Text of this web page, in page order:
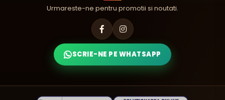
Urmareste-ne pentru promotii si noutati.
SCRIE-NE PE WHATSAPP